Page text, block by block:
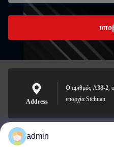
Address
Ο αριθμός A38-2,
επαρχία Sichuan
admin